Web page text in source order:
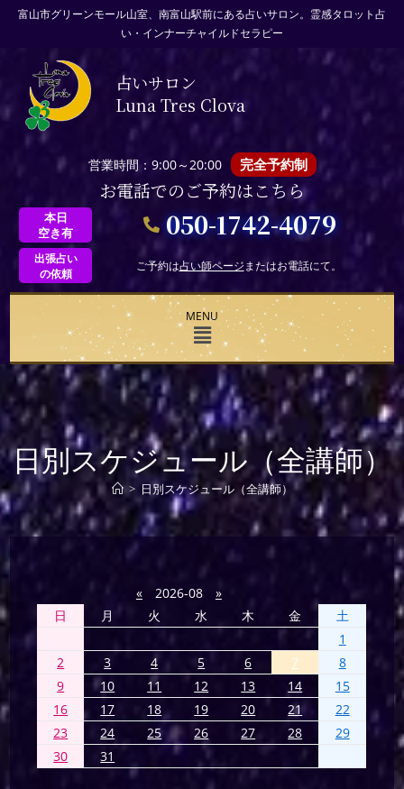
富山市グリーンモール山室、南富山駅前にある占いサロン。霊感タロット占
い・インナーチャイルドセラピー
占いサロン
Luna Tres Clova
営業時間：9:00～20:00 完全予約制
お電話でのご予約はこちら
本日
空き有
050-1742-4079
出張占い
の依頼
ご予約は占い師ページまたはお電話にて。
MENU
日別スケジュール（全講師）
> 日別スケジュール（全講師）
« 2026-08
»
日
月 火 水 木 金
土
1
2
3 4 5 6 7
8
9
10 11 12 13 14
15
16
17 18 19 20 21
22
23
24 25 26 27 28
29
30
31